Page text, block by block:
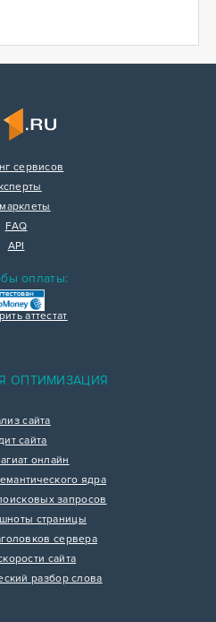
сервисов
FAQ
API
оплаты:
аттестат
ОПТИМИЗАЦИЯ
сайта
сайта
онлайн
ядра
запросов
страницы
сервера
сайта
разбор слова